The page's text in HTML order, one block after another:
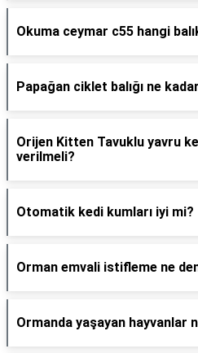
Okuma ceymar c55 hangi
Papağan ciklet balığı ne
Orijen Kitten Tavuklu yavru
verilmeli?
Otomatik kedi kumları iyi mi?
Orman emvali istifleme ne
Ormanda yaşayan hayvanlar